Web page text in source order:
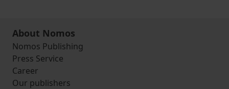
About Nomos
Nomos Publishing
Press Service
Career
Our publishers